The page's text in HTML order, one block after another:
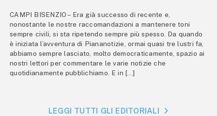
CAMPI BISENZIO – Era già successo di recente e,
nonostante le nostre raccomandazioni a mantenere toni
sempre civili, si sta ripetendo sempre più spesso. Da quando
è iniziata l’avventura di Piananotizie, ormai quasi tre lustri fa,
abbiamo sempre lasciato, molto democraticamente, spazio ai
nostri lettori per commentare le varie notizie che
quotidianamente pubblichiamo. E in […]
LEGGI TUTTI GLI EDITORIALI